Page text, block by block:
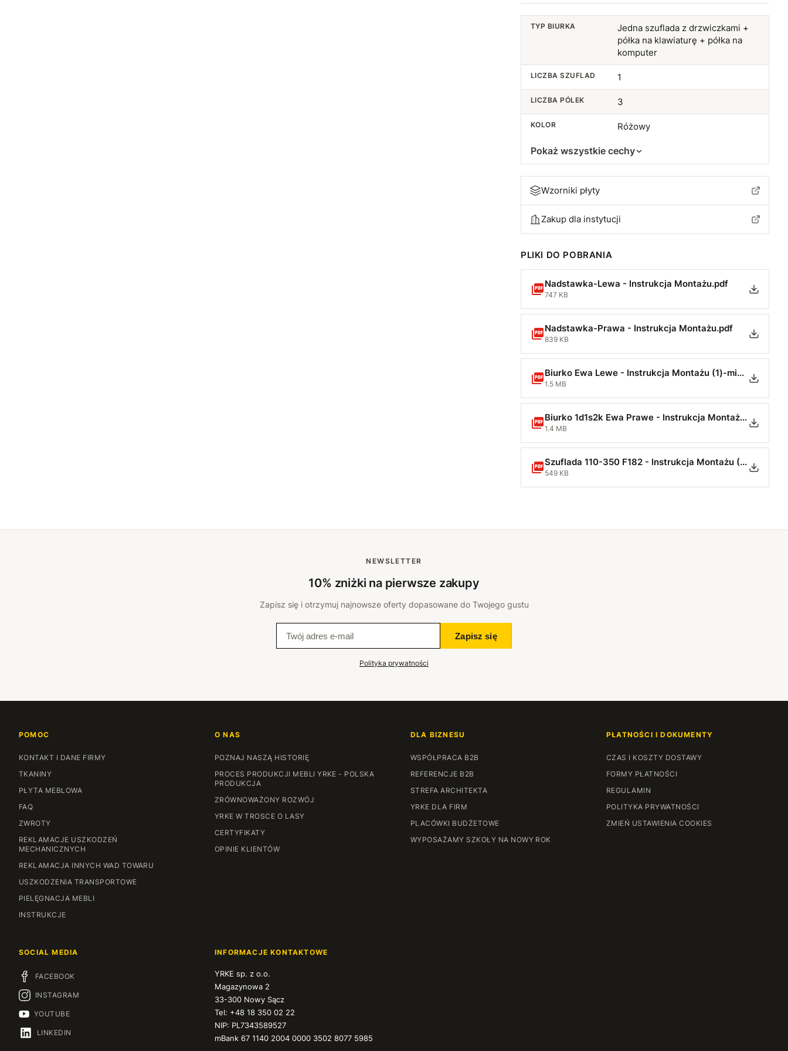
TYP BIURKA
Jedna szuflada z drzwiczkami +
półka na klawiaturę + półka na
komputer
LICZBA SZUFLAD 1
LICZBA PÓLEK 3
KOLOR Różowy
Pokaż wszystkie cechy
Wzorniki płyty
Zakup dla instytucji
PLIKI DO POBRANIA
Nadstawka-Lewa - Instrukcja Montażu.pdf
747 KB
Nadstawka-Prawa - Instrukcja Montażu.pdf
839 KB
Biurko Ewa Lewe - Instrukcja Montażu (1)-min.pdf
1.5 MB
Biurko 1d1s2k Ewa Prawe - Instrukcja Montażu-min (1).pdf
1.4 MB
Szuflada 110-350 F182 - Instrukcja Montażu (2)-min.pdf
549 KB
NEWSLETTER
10% zniżki na pierwsze zakupy
Zapisz się i otrzymuj najnowsze oferty dopasowane do Twojego gustu
Zapisz się
Polityka prywatności
POMOC
KONTAKT I DANE FIRMY
TKANINY
PŁYTA MEBLOWA
FAQ
ZWROTY
REKLAMACJE USZKODZEŃ
MECHANICZNYCH
REKLAMACJA INNYCH WAD TOWARU
USZKODZENIA TRANSPORTOWE
PIELĘGNACJA MEBLI
INSTRUKCJE
O NAS
POZNAJ NASZĄ HISTORIĘ
PROCES PRODUKCJI MEBLI YRKE - POLSKA
PRODUKCJA
ZRÓWNOWAŻONY ROZWÓJ
YRKE W TROSCE O LASY
CERTYFIKATY
OPINIE KLIENTÓW
DLA BIZNESU
WSPÓŁPRACA B2B
REFERENCJE B2B
STREFA ARCHITEKTA
YRKE DLA FIRM
PLACÓWKI BUDŻETOWE
WYPOSAŻAMY SZKOŁY NA NOWY ROK
PŁATNOŚCI I DOKUMENTY
CZAS I KOSZTY DOSTAWY
FORMY PŁATNOŚCI
REGULAMIN
POLITYKA PRYWATNOŚCI
ZMIEŃ USTAWIENIA COOKIES
SOCIAL MEDIA
FACEBOOK
INSTAGRAM
YOUTUBE
LINKEDIN
INFORMACJE KONTAKTOWE
YRKE sp. z o.o.
Magazynowa 2
33-300 Nowy Sącz
Tel: +48 18 350 02 22
NIP: PL7343589527
mBank 67 1140 2004 0000 3502 8077 5985